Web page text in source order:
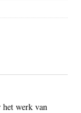
het werk van